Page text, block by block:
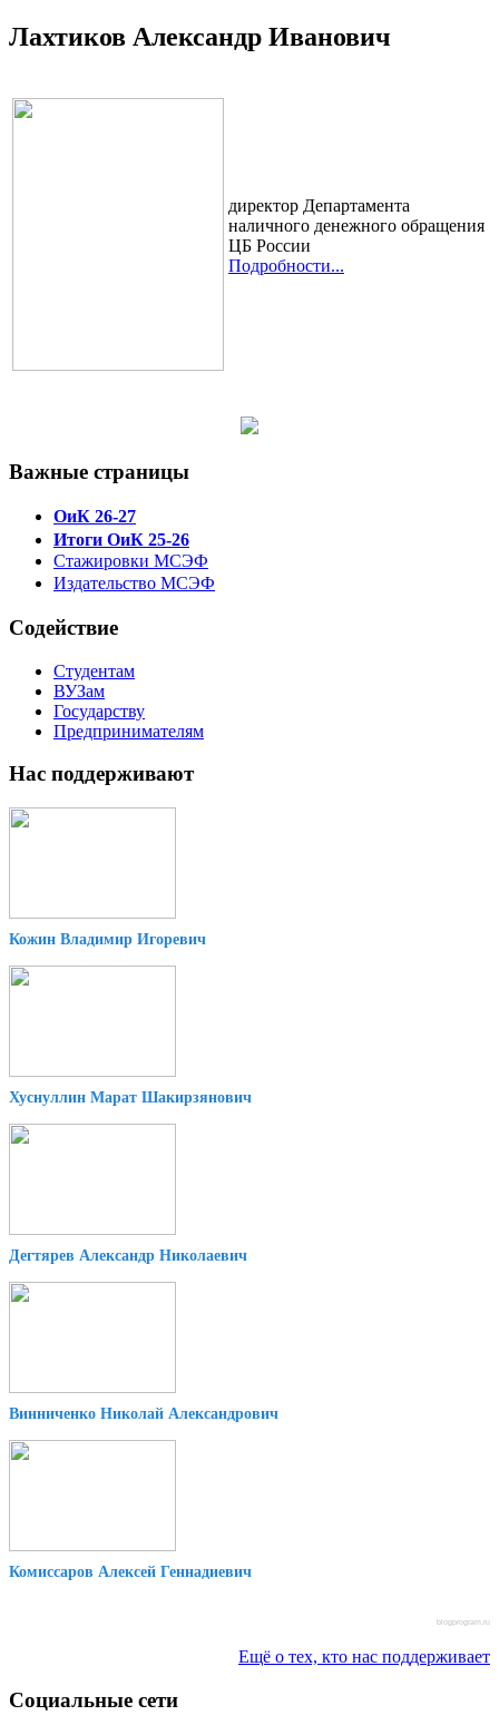
Лахтиков Александр Иванович
директор Департамента
наличного денежного обращения
ЦБ России
Подробности...
Важные страницы
ОиК 26-27
Итоги ОиК 25-26
Стажировки МСЭФ
Издательство МСЭФ
Содействие
Студентам
ВУЗам
Государству
Предпринимателям
Нас поддерживают
Кожин Владимир Игоревич
Хуснуллин Марат Шакирзянович
Дегтярев Александр Николаевич
Винниченко Николай Александрович
Комиссаров Алексей Геннадиевич
blogprogram.ru
Ещё о тех, кто нас поддерживает
Социальные сети